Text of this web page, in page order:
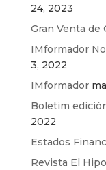
24, 2023
Gran Venta de
IMformador
3, 2022
IMformador
Boletim
2022
Estados
Revista El